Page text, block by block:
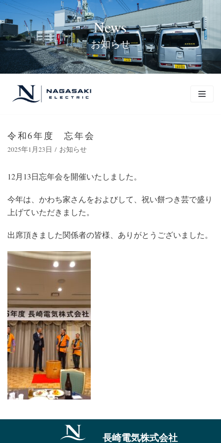
News
お知らせ
コ
ン
テ
ン
ツ
に
ス
キ
令和6年度 忘年会
2025年1月23日 お知らせ
12月13日忘年会を開催いたしました。
今年は、かわち家さんをおよびして、祝い餅つき芸で盛り
上げていただきました。
出席頂きました関係者の皆様、ありがとうございました。
長崎電気株式会社